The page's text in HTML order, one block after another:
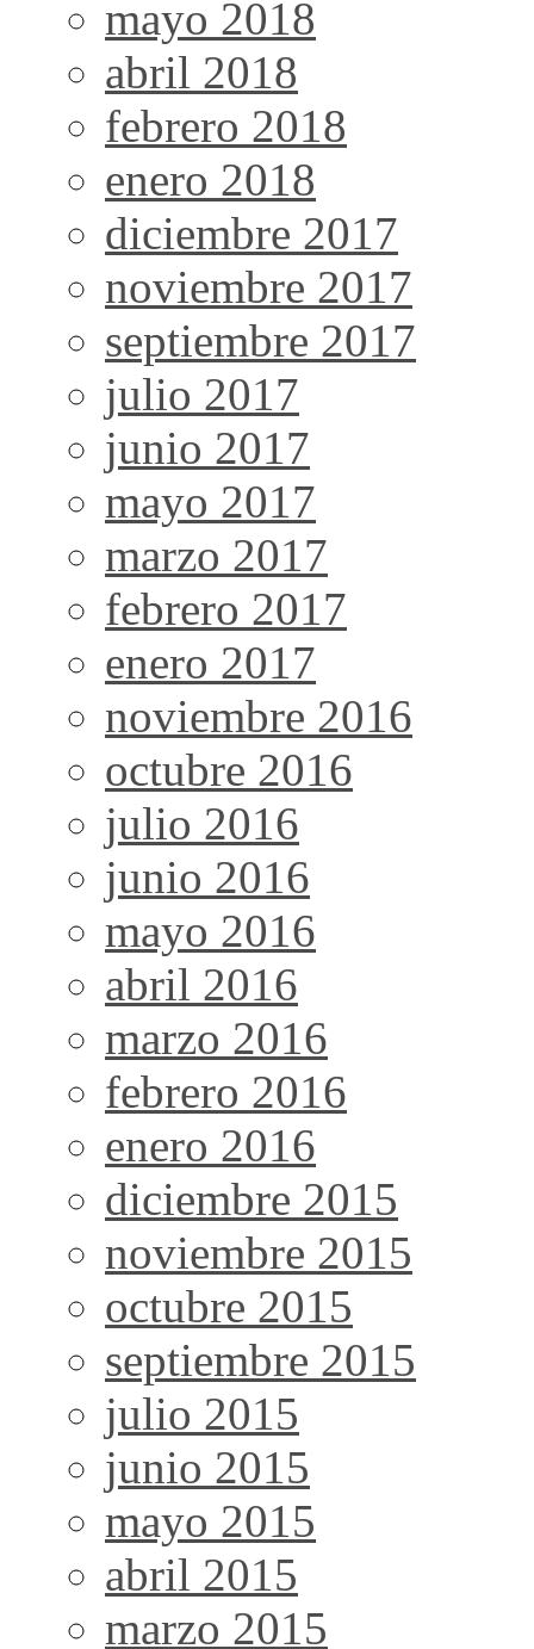
mayo 2018
abril 2018
febrero 2018
enero 2018
diciembre 2017
noviembre 2017
septiembre 2017
julio 2017
junio 2017
mayo 2017
marzo 2017
febrero 2017
enero 2017
noviembre 2016
octubre 2016
julio 2016
junio 2016
mayo 2016
abril 2016
marzo 2016
febrero 2016
enero 2016
diciembre 2015
noviembre 2015
octubre 2015
septiembre 2015
julio 2015
junio 2015
mayo 2015
abril 2015
marzo 2015